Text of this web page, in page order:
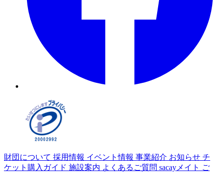
財団について 採用情報 イベント情報 事業紹介 お知らせ チ
ケット購入ガイド 施設案内 よくあるご質問 sacayメイト ご